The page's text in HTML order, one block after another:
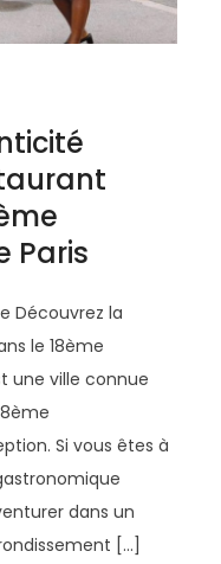
Paris
Découvrez la
le 18ème
une ville connue
Si vous êtes à
dans un
[…]